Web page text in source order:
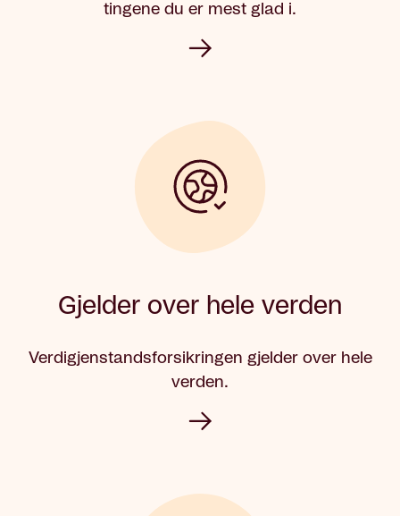
tingene du er mest glad i.
Gjelder over hele verden
Verdigjenstandsforsikringen gjelder over hele
verden.